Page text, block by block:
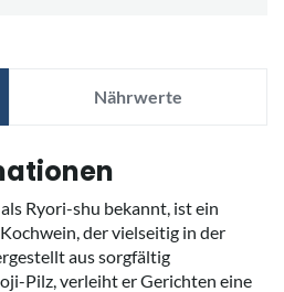
Nährwerte
Ryori-shu bekannt, ist ein
der vielseitig in der
aus sorgfältig
Pilz, verleiht er Gerichten eine